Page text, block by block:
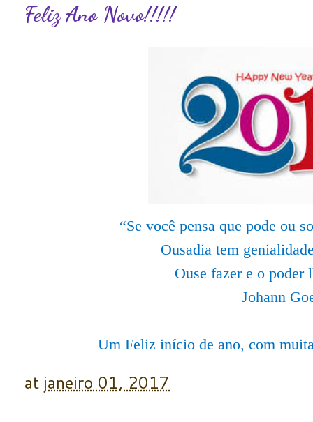
Feliz Ano Novo!!!!!
“Se você pensa que pode ou
Ousadia tem
Ouse fazer e o poder
Johann
Um Feliz início de ano, com
at janeiro 01, 2017